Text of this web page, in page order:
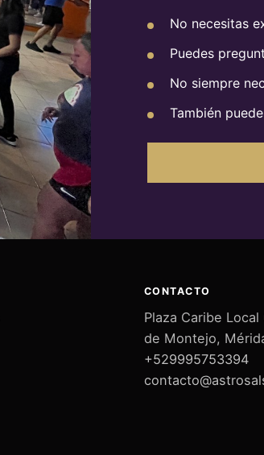
No necesitas
Puedes
No siempre
También
CONTACTO
Plaza Caribe
de Montejo,
+529995753394